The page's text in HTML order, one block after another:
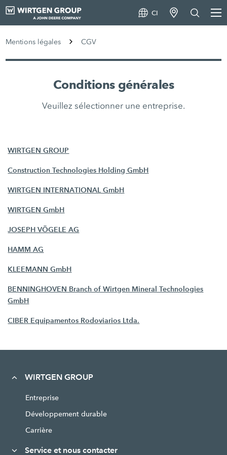
CI
Mentions légales CGV
Conditions générales
Veuillez sélectionner une entreprise.
WIRTGEN GROUP
Construction Technologies Holding GmbH
WIRTGEN INTERNATIONAL GmbH
WIRTGEN GmbH
JOSEPH VÖGELE AG
HAMM AG
KLEEMANN GmbH
BENNINGHOVEN Branch of Wirtgen Mineral Technologies
GmbH
CIBER Equipamentos Rodoviarios Ltda.
WIRTGEN GROUP
Entreprise
Développement durable
Carrière
Service et nous contacter